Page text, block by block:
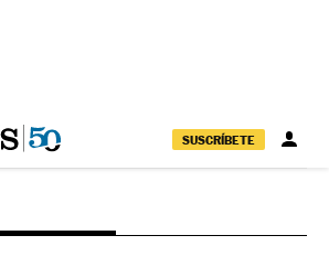
SUSCRÍBETE